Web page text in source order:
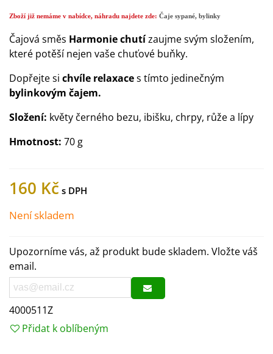
Zboží již nemáme v nabídce, náhradu najdete zde: Čaje sypané, bylinky
Čajová směs Harmonie chutízaujme svým složením,
které potěší nejen vaše chuťové buňky.
Dopřejte si chvíle relaxaces tímto jedinečným
bylinkovým čajem.
Složení: květy černého bezu, ibišku, chrpy, růže a lípy
Hmotnost: 70 g
160 Kč
Není skladem
Upozorníme vás, až produkt bude skladem. Vložte váš
email.
4000511Z
Přidat k oblíbeným